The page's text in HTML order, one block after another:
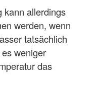
kann allerdings
werden, wenn
tatsächlich
weniger
das